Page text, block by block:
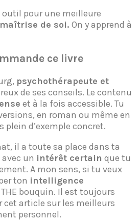
outil pour une meilleure
maîtrise de soi. On y apprend à
ce livre
psychothérapeute et
de ses conseils. Le contenu
et à la fois accessible. Tu
en roman ou même en
d’exemple concret.
il a toute sa place dans ta
un intérêt certain que tu
A mon sens, si tu veux
ton intelligence
THE bouquin. Il est toujours
cet article sur les meilleurs
personnel.